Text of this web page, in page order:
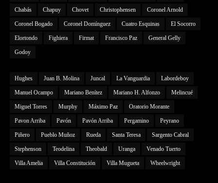
Chabás Chapuy Chovet Christophensen Coronel Arnold
Coronel Bogado Coronel Domínguez Cuatro Esquinas El Socorro
Elortondo Fighiera Firmat Francisco Paz General Gelly
Godoy
Hughes Juan B. Molina Juncal La Vanguardia Labordeboy
Manuel Ocampo Mariano Benítez Mariano H. Alfonzo Melincué
Miguel Torres Murphy Máximo Paz Oratorio Morante
Pavon Arriba Pavón Pavón Arriba Pergamino Peyrano
Piñero Pueblo Muñoz Rueda Santa Teresa Sargento Cabral
Stephenson Teodelina Theobald Uranga Venado Tuerto
Villa Amelia Villa Constitución Villa Mugueta Wheelwright